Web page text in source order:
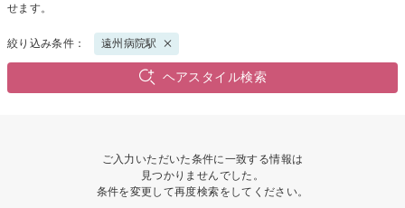
せます。
絞り込み条件： 遠州病院駅
ヘアスタイル検索
ご入力いただいた条件に一致する情報は
見つかりませんでした。
条件を変更して再度検索をしてください。